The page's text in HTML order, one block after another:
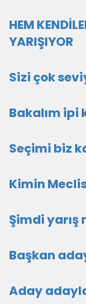
HEM
YARIŞIYOR
Sizi çok
Bakalım ipi
Seçimi biz
Kimin
Şimdi
Başkan
Aday